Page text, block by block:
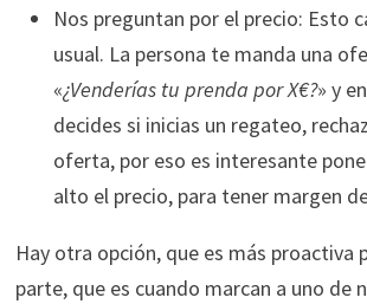
Nos preguntan por el precio: Esto
usual. La persona te manda una
«¿Venderías tu prenda por X€?» y
decides si inicias un regateo,
oferta, por eso es interesante
alto el precio, para tener margen
Hay otra opción, que es más proactiva
parte, que es cuando marcan a uno de